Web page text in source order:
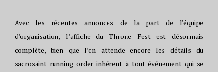
Avec les récentes annonces de la part de l’équipe
d’organisation, l’affiche du Throne Fest est désormais
complète, bien que l’on attende encore les détails du
sacrosaint running order inhérent à tout événement qui se